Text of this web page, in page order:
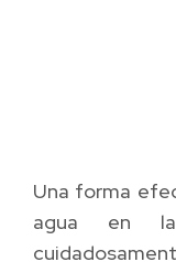
Una forma
agua en la